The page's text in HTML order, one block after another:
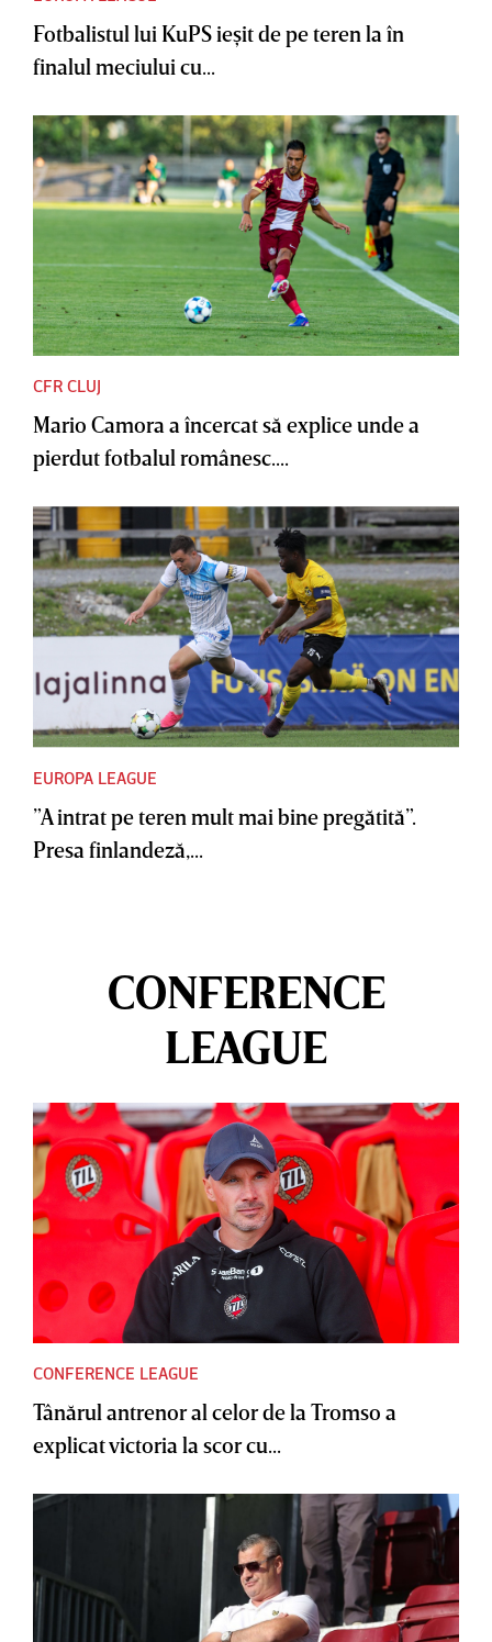
Fotbalistul lui KuPS ieşit de pe teren la în
finalul meciului cu...
CFR CLUJ
Mario Camora a încercat să explice unde a
pierdut fotbalul românesc....
EUROPA LEAGUE
”A intrat pe teren mult mai bine pregătită”.
Presa finlandeză,...
CONFERENCE
LEAGUE
CONFERENCE LEAGUE
Tânărul antrenor al celor de la Tromso a
explicat victoria la scor cu...